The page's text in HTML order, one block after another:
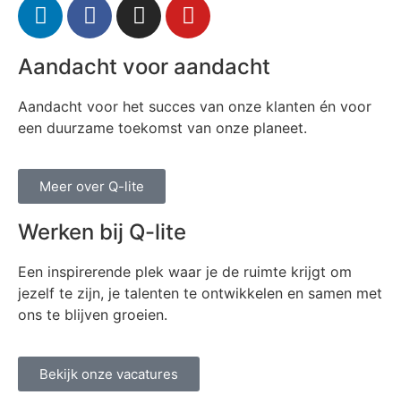
Aandacht voor aandacht
Aandacht voor het succes van onze klanten én voor
een duurzame toekomst van onze planeet.
Meer over Q-lite
Werken bij Q-lite
Een inspirerende plek waar je de ruimte krijgt om
jezelf te zijn, je talenten te ontwikkelen en samen met
ons te blijven groeien.
Bekijk onze vacatures